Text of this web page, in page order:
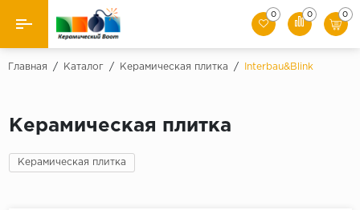
Назад
Керамическая плитка
Керамогранит
0 0 0
Главная / Каталог / Керамическая плитка / Interbau&Blink
Керамическая плитка
Керамическая плитка